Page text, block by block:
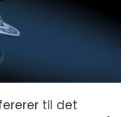
til det